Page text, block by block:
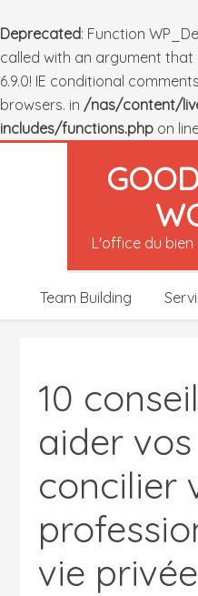
Deprecated: Function
called with an argument that
6.9.0! IE conditional
browsers. in /nas/content/
includes/functions.php on
L'office du
Team Building
10
aider
concilier
vie privée